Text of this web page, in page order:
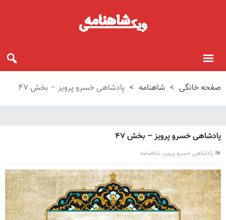
صفحه خانگی > شاهنامه > پادشاهی خسرو پرویز – بخش ۴۷
پادشاهی خسرو پرویز – بخش ۴۷
پادشاهی خسرو پرویز, شاهنامه